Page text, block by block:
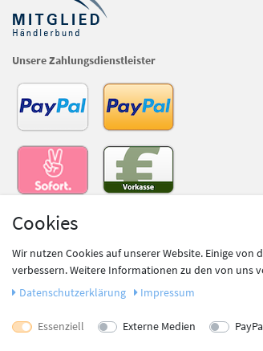
Unsere Zahlungsdienstleister
Unsere Versanddienstleister
Cookies
Wir nutzen Cookies auf unserer Website. Einige
verbessern. Weitere Informationen zu den von uns
Daten­schutz­erklärung
Impressum
Essenziell Externe Medien